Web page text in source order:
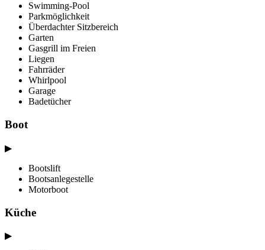
Swimming-Pool
Parkmöglichkeit
Überdachter Sitzbereich
Garten
Gasgrill im Freien
Liegen
Fahrräder
Whirlpool
Garage
Badetücher
Boot
▶
Bootslift
Bootsanlegestelle
Motorboot
Küche
▶